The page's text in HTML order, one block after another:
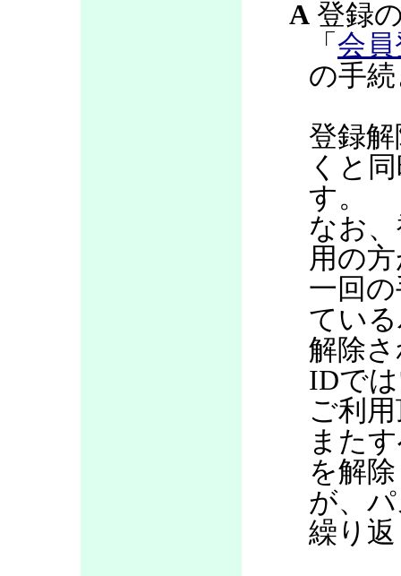
A 登録
「 会
の手
登録
くと
す。
なお
用の
一回
てい
解除
IDで
ご利
また
を解
が、
繰り